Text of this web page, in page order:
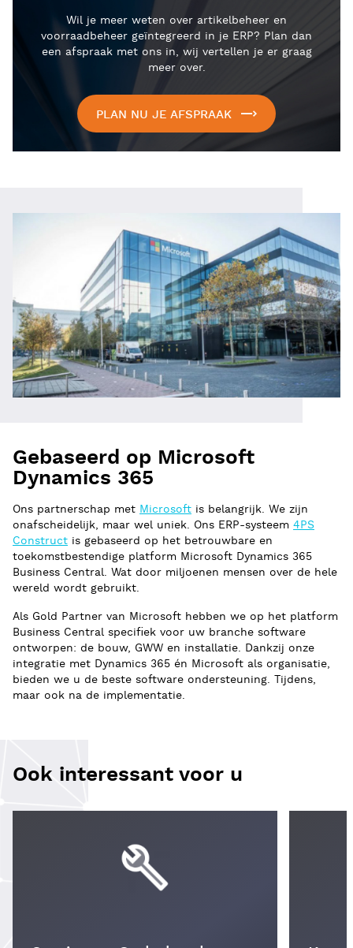
Wil je meer weten over artikelbeheer en
voorraadbeheer geïntegreerd in je ERP? Plan dan
een afspraak met ons in, wij vertellen je er graag
meer over.
PLAN NU JE AFSPRAAK
Gebaseerd op Microsoft
Dynamics 365
Ons partnerschap met Microsoft is belangrijk. We zijn
onafscheidelijk, maar wel uniek. Ons ERP-systeem 4PS
Construct is gebaseerd op het betrouwbare en
toekomstbestendige platform Microsoft Dynamics 365
Business Central. Wat door miljoenen mensen over de hele
wereld wordt gebruikt.
Als Gold Partner van Microsoft hebben we op het platform
Business Central specifiek voor uw branche software
ontworpen: de bouw, GWW en installatie. Dankzij onze
integratie met Dynamics 365 én Microsoft als organisatie,
bieden we u de beste software ondersteuning. Tijdens,
maar ook na de implementatie.
Ook interessant voor u